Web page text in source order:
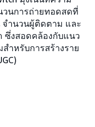
นการถ่ายทอดสดที่
ำนวนผู้ติดตาม และ
ซึ่งสอดคล้องกับแนว
ำหรับการสร้างราย